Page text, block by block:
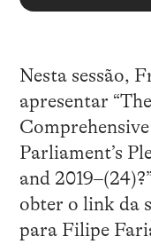
Nesta sessão,
apresentar
Parliament’s
and
obter o link da
para Filipe